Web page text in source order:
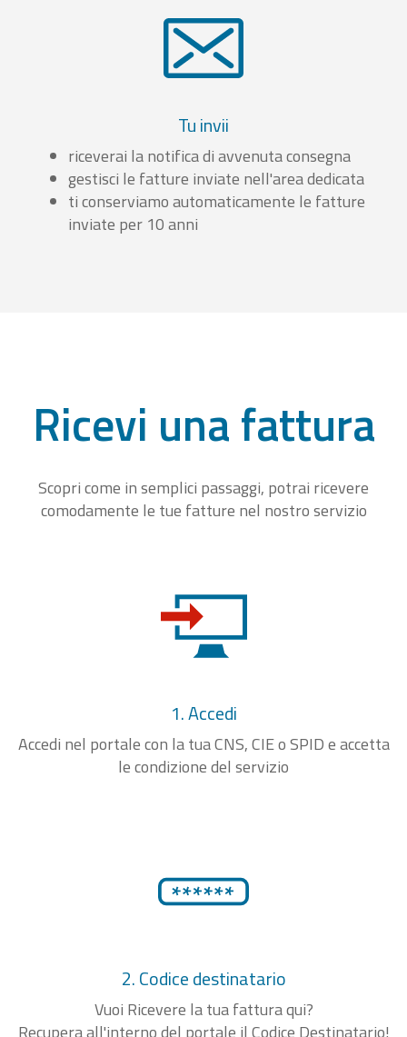
Tu invii
riceverai la notifica di avvenuta consegna
gestisci le fatture inviate nell'area dedicata
ti conserviamo automaticamente le fatture
inviate per 10 anni
Ricevi una fattura
Scopri come in semplici passaggi, potrai ricevere
comodamente le tue fatture nel nostro servizio
1. Accedi
Accedi nel portale con la tua CNS, CIE o SPID e accetta
le condizione del servizio
2. Codice destinatario
Vuoi Ricevere la tua fattura qui?
Recupera all'interno del portale il Codice Destinatario!